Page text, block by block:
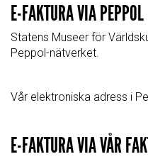
E-FAKTURA VIA PEPPOL
Statens Museer för
Peppol-nätverket.
Vår elektroniska adress i
E-FAKTURA VIA VÅR